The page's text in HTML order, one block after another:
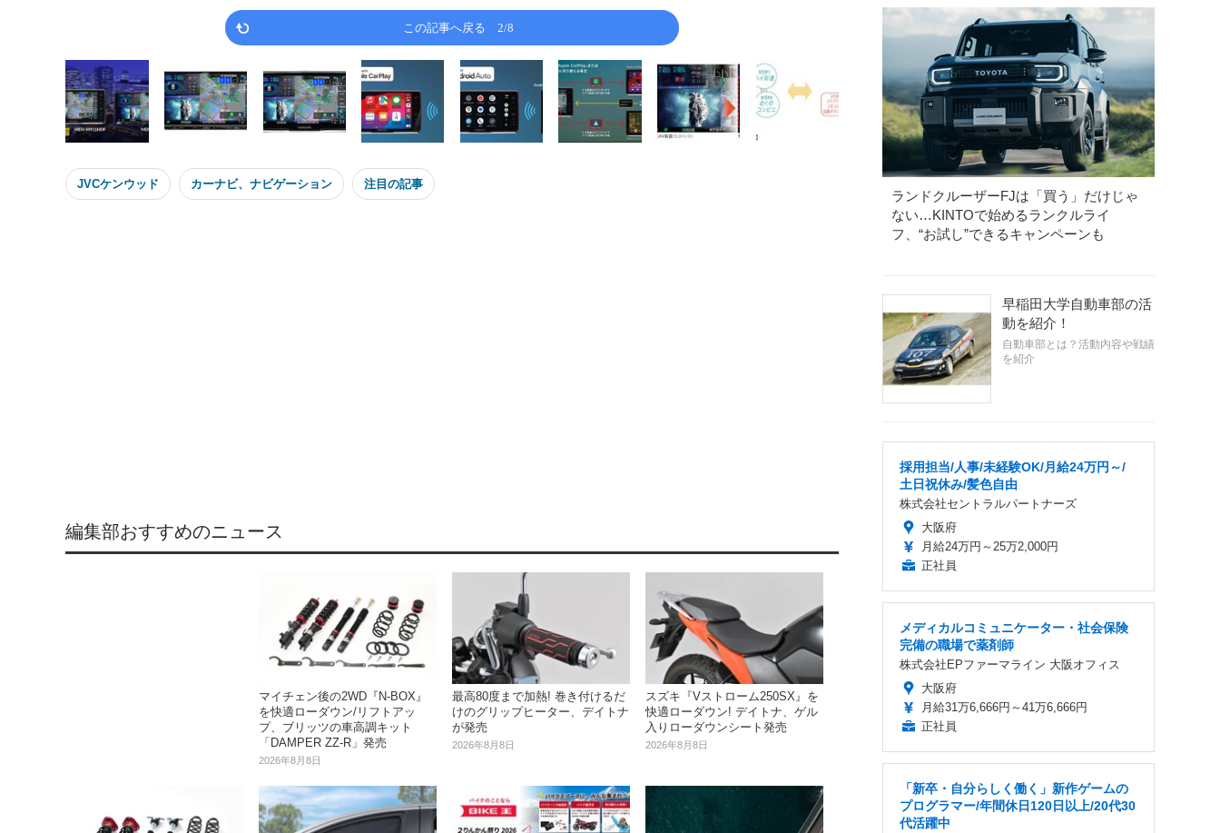
この記事へ戻る 2/8
JVCケンウッド カーナビ、ナビゲーション 注目の記事
編集部おすすめのニュース
マイチェン後の2WD『N-BOX』
を快適ローダウン/リフトアッ
プ、ブリッツの車高調キット
「DAMPER ZZ-R」発売
2026年8月8日
最高80度まで加熱! 巻き付けるだ
けのグリップヒーター、デイトナ
が発売
2026年8月8日
スズキ『Vストローム250SX』を
快適ローダウン! デイトナ、ゲル
入りローダウンシート発売
2026年8月8日
ランドクルーザーFJは「買う」だけじゃ
ない…KINTOで始めるランクルライ
フ、“お試し”できるキャンペーンも
早稲田大学自動車部の活
動を紹介！
自動車部とは？活動内容や戦績
を紹介
採用担当/人事/未経験OK/月給24万円～/
土日祝休み/髪色自由
株式会社セントラルパートナーズ
大阪府
月給24万円～25万2,000円
正社員
メディカルコミュニケーター・社会保険
完備の職場で薬剤師
株式会社EPファーマライン 大阪オフィス
大阪府
月給31万6,666円～41万6,666円
正社員
「新卒・自分らしく働く」新作ゲームの
プログラマー/年間休日120日以上/20代30
代活躍中